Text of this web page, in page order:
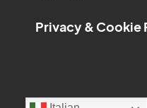
Privacy & Cookie